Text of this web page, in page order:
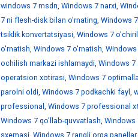
windows 7 msdn, Windows 7 narxi,
7 ni flesh-disk bilan o'rnating, Windows
tsiklik konvertatsiyasi, Windows 7
o'rnatish, Windows 7 o'rnatish, Windows
ochilish markazi ishlamaydi, Windows
operatsion xotirasi, Windows 7
parolni oldi, Windows 7 podkachki fayl ,
professional , Windows 7 professional
Windows 7 qo'llab-quvvatlash, Windows
sxemasi, Windows 7 rangli orqa panellar,